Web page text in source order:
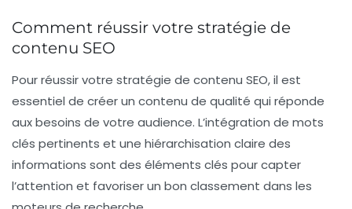
Comment réussir votre stratégie de
contenu SEO
Pour réussir votre stratégie de contenu SEO, il est
essentiel de créer un contenu de qualité qui réponde
aux besoins de votre audience. L’intégration de mots
clés pertinents et une hiérarchisation claire des
informations sont des éléments clés pour capter
l’attention et favoriser un bon classement dans les